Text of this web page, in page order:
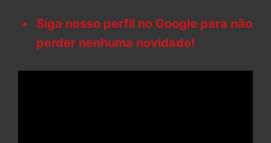
Siga nosso perfil no Google para não
perder nenhuma novidade!